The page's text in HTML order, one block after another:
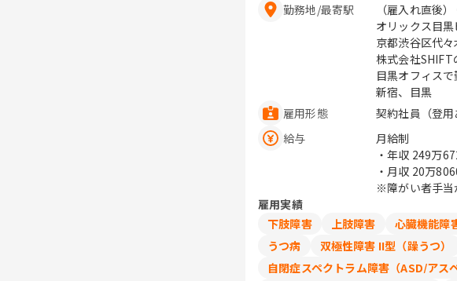
勤務地/最寄駅
（雇入れ直後
オリックス目
京都渋谷区代々木3-22-7
株式会社SHIFT
目黒オフィス
新宿、目黒
雇用形態
契約社員（登用
給与
月給制
・年収 249万
・月収 20万
※障がい者手当
雇用実績
下肢障害
上肢障害 心臓機能障
うつ病
双極性障害 II型（躁うつ）
自閉症スペクトラム障害（ASD/アス